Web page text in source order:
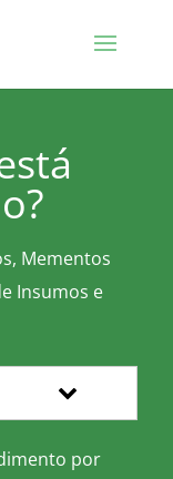
Mementos
Insumos e
por